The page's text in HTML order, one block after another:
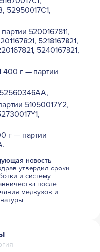
52950017C1,
5200167811,
5218167821,
5240167821,
г — партии
51050017Y2,
г — партии
новость
утвердил сроки
и систему
после
медвузов и